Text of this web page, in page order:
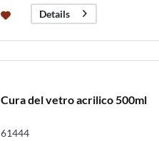
Details
Cura del vetro acrilico 500ml
61444